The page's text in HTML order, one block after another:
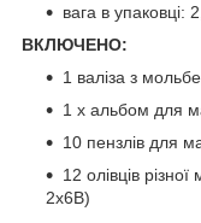
вага в упаковці:
ВКЛЮЧЕНО:
1 валіза з
1 х альбом для
10 пензлів для
12 олівців
2x6B)